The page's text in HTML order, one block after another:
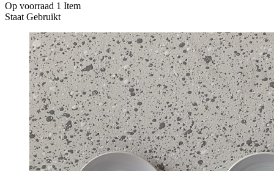
Op voorraad 1 Item
StaatGebruikt